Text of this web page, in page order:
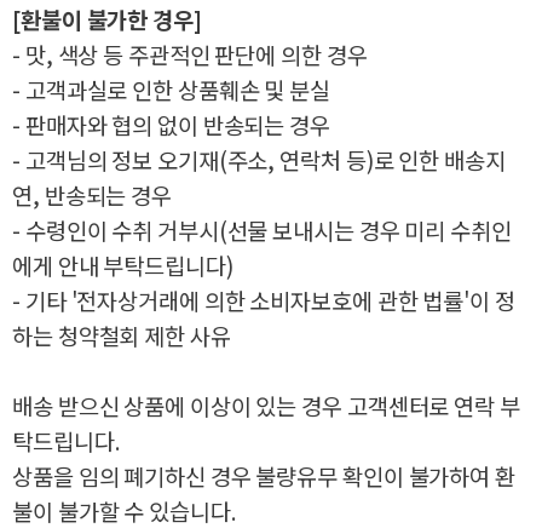
[환불이 불가한 경우]
- 맛, 색상 등 주관적인 판단에 의한 경우
- 고객과실로 인한 상품훼손 및 분실
- 판매자와 협의 없이 반송되는 경우
- 고객님의 정보 오기재(주소, 연락처 등)로 인한 배송지
연, 반송되는 경우
- 수령인이 수취 거부시(선물 보내시는 경우 미리 수취인
에게 안내 부탁드립니다)
- 기타 '전자상거래에 의한 소비자보호에 관한 법률'이 정
하는 청약철회 제한 사유
배송 받으신 상품에 이상이 있는 경우 고객센터로 연락 부
탁드립니다.
상품을 임의 폐기하신 경우 불량유무 확인이 불가하여 환
불이 불가할 수 있습니다.